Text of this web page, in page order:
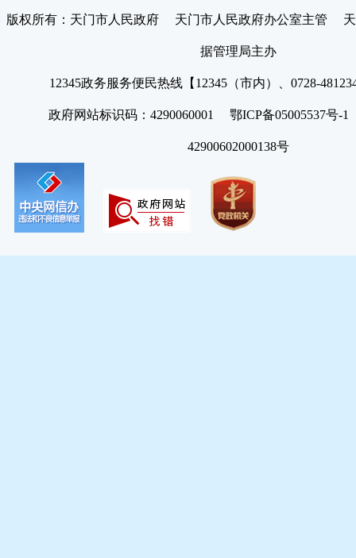
版权所有：天门市人民政府 天门市人民政府办公室主管 天
据管理局主办
12345政务服务便民热线【12345（市内）、0728-
政府网站标识码：4290060001 鄂ICP备05005537号
42900602000138号